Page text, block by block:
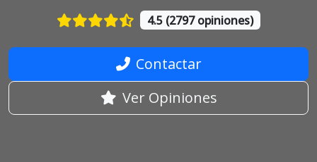
4.5 (2797 opiniones)
Contactar
Ver Opiniones